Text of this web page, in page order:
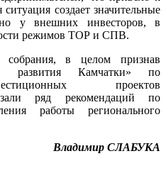
создает значительные
у внешних инвесторов, в
режимов ТОР и СПВ.
собрания, в целом признав
развития Камчатки» по
проектов
ряд рекомендаций по
работы регионального
Владимир СЛАБУКА